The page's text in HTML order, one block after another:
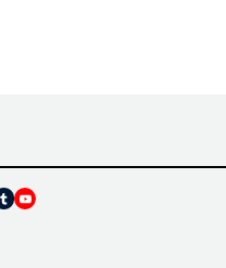
YouTube